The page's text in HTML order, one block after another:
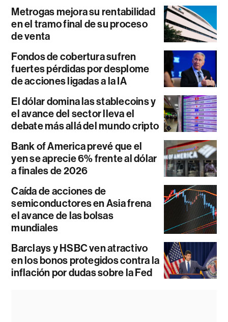
Metrogas mejora su rentabilidad
en el tramo final de su proceso
de venta
Fondos de cobertura sufren
fuertes pérdidas por desplome
de acciones ligadas a la IA
El dólar domina las stablecoins y
el avance del sector lleva el
debate más allá del mundo cripto
Bank of America prevé que el
yen se aprecie 6% frente al dólar
a finales de 2026
Caída de acciones de
semiconductores en Asia frena
el avance de las bolsas
mundiales
Barclays y HSBC ven atractivo
en los bonos protegidos contra la
inflación por dudas sobre la Fed